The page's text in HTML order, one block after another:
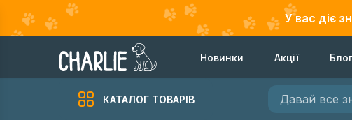
У вас діє
Новинки Акції Блог
КАТАЛОГ ТОВАРІВ